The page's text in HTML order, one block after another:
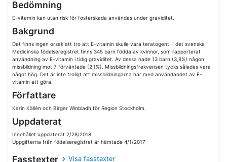
Bedömning
E-vitamin kan utan risk för fosterskada användas under graviditet.
Bakgrund
Det finns ingen orsak att tro att E-vitamin skulle vara teratogent. I det svenska
Medicinska födelseregistret finns 345 barn födda av kvinnor, som rapporterat
användning av E-vitamin i tidig graviditet. Av dessa hade 13 barn (3,8%) någon
missbildning mot 7 förväntade (2,1%). Missbildningsfrekvensen tycks således vara
något hög. Det är inte troligt att missbildningarna har med användandet av E-
vitamin att göra.
Författare
Karin Källén och Birger Winbladh för Region Stockholm.
Uppdaterat
Innehållet uppdaterat 2/28/2018
Uppgifterna från födelseregistret är hämtade 4/1/2017
Fasstexter Visa fasstexter